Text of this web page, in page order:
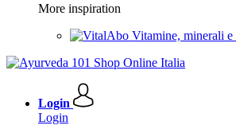
More inspiration
Vitamine, minerali
Login
Login